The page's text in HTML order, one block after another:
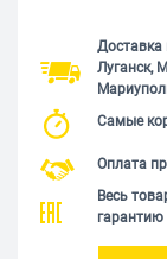
Доставка
Луганск,
Самые
Оплата
Весь
гарантию